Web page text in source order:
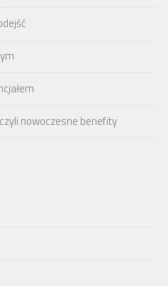
nowoczesne benefity